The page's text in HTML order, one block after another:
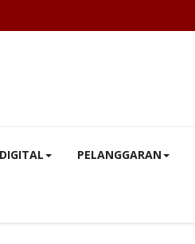
PELANGGARAN